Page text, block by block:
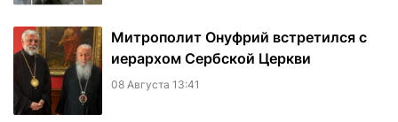
Митрополит Онуфрий встретился с
иерархом Сербской Церкви
08 Августа 13:41